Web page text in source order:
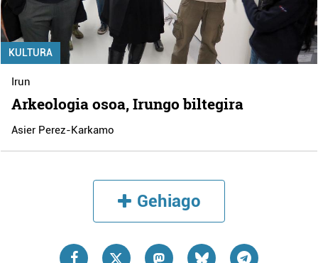
KULTURA
Irun
Arkeologia osoa, Irungo biltegira
Asier Perez-Karkamo
Gehiago